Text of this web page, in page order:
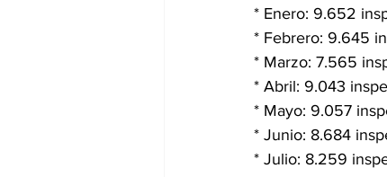
* Enero: 9.652
* Febrero: 9.645
* Marzo: 7.565
* Abril: 9.043
* Mayo: 9.057
* Junio: 8.684
* Julio: 8.259